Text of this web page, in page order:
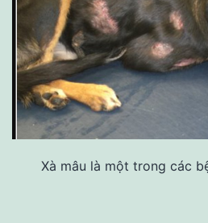
Xà mâu là một trong các